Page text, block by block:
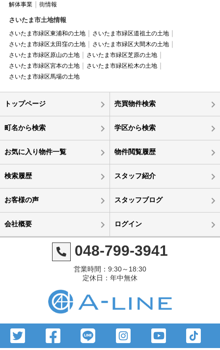
解体事業
街情報
さいたま市土地情報
さいたま市緑区東浦和の土地
さいたま市緑区道祖土の土地
さいたま市緑区太田窪の土地
さいたま市緑区大間木の土地
さいたま市緑区原山の土地
さいたま市緑区芝原の土地
さいたま市緑区宮本の土地
さいたま市緑区松木の土地
さいたま市緑区馬場の土地
トップページ 売買物件検索
町名から検索 学区から検索
お気に入り物件一覧 物件閲覧履歴
検索履歴 スタッフ紹介
お客様の声 スタッフブログ
会社概要 ログイン
048-799-3941
営業時間：9:30～18:30
定休日：年中無休